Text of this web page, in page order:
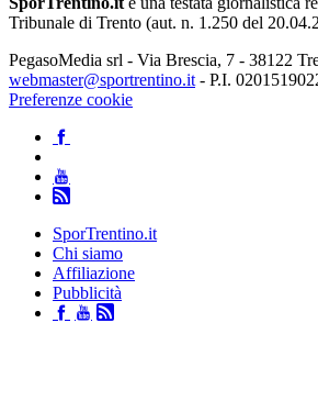
Tribunale di Trento (aut. n. 1.250 del
PegasoMedia srl - Via Brescia, 7 - 38122
webmaster@sportrentino.it - P.I.
Preferenze cookie
SporTrentino.it
Chi siamo
Affiliazione
Pubblicità